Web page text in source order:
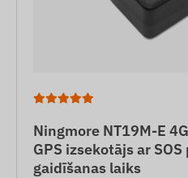
Ningmore NT19M-E
GPS izsekotājs ar
gaidīšanas laiks